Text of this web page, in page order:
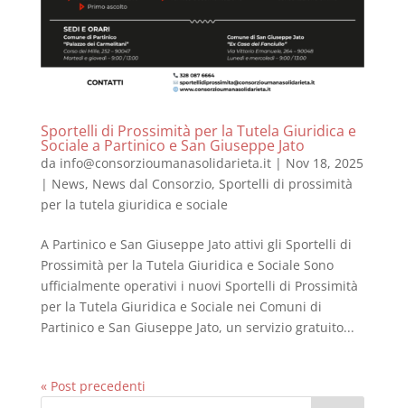
Sportelli di Prossimità per la Tutela Giuridica e
Sociale a Partinico e San Giuseppe Jato
da info@consorzioumanasolidarieta.it| Nov 18, 2025
| News, News dal Consorzio, Sportelli di prossimità
per la tutela giuridica e sociale
A Partinico e San Giuseppe Jato attivi gli Sportelli di
Prossimità per la Tutela Giuridica e Sociale Sono
ufficialmente operativi i nuovi Sportelli di Prossimità
per la Tutela Giuridica e Sociale nei Comuni di
Partinico e San Giuseppe Jato, un servizio gratuito...
« Post precedenti